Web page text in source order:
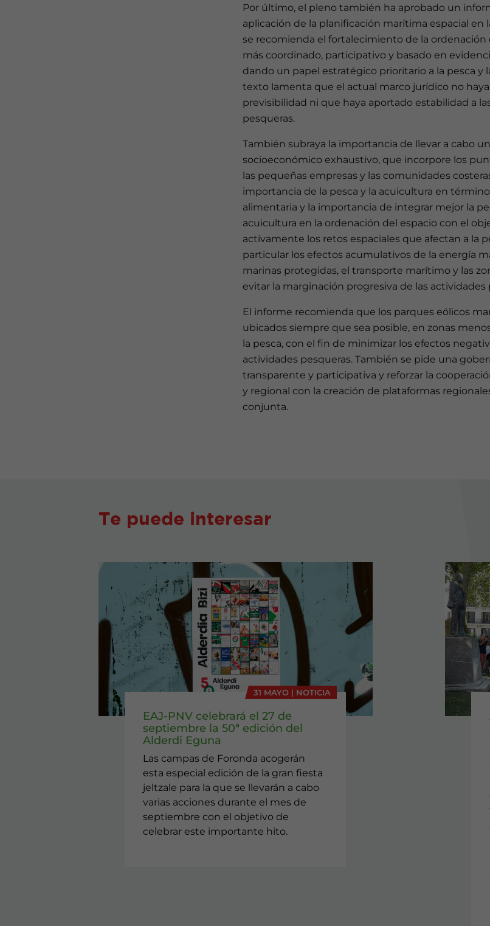
Por último, el pleno también ha aprobado un
aplicación de la planificación marítima espacial en
se recomienda el fortalecimiento de la
más coordinado, participativo y basado en
dando un papel estratégico prioritario a la pesca y
texto lamenta que el actual marco jurídico no
previsibilidad ni que haya aportado estabilidad a
pesqueras.
También subraya la importancia de llevar a cabo
socioeconómico exhaustivo, que incorpore los
las pequeñas empresas y las comunidades
importancia de la pesca y la acuicultura en
alimentaria y la importancia de integrar mejor la
acuicultura en la ordenación del espacio con el
activamente los retos espaciales que afectan a la
particular los efectos acumulativos de la energía
marinas protegidas, el transporte marítimo y las
evitar la marginación progresiva de las actividades
El informe recomienda que los parques eólicos
ubicados siempre que sea posible, en zonas
la pesca, con el fin de minimizar los efectos
actividades pesqueras. También se pide una
transparente y participativa y reforzar la
y regional con la creación de plataformas
conjunta.
Te puede interesar
31 MAYO | NOTICIA
EAJ-PNV celebrará el 27 de
septiembre la 50ª edición del
Alderdi Eguna
Las campas de Foronda acogerán
esta especial edición de la gran fiesta
jeltzale para la que se llevarán a cabo
varias acciones durante el mes de
septiembre con el objetivo de
celebrar este importante hito.